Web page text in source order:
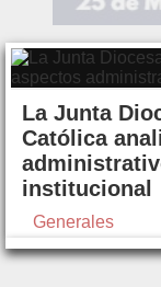
La Junta
Católica
institucional
Generales